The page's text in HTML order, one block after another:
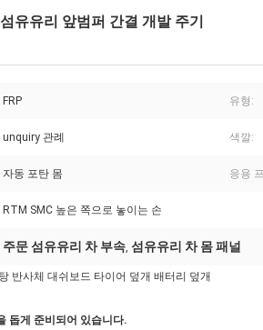
유유리 앞범퍼 간결 개발 주기
FRP 유형:
unquiry 관례 색깔:
자동 포탄 몸 응용
RTM SMC 높은 쪽으로 놓이는 손
주문 섬유유리 차 부속, 섬유유리 차 몸 패널
반사체 대쉬보드 타이어 덮개 배터리 덮개
돕게 준비되어 있습니다.